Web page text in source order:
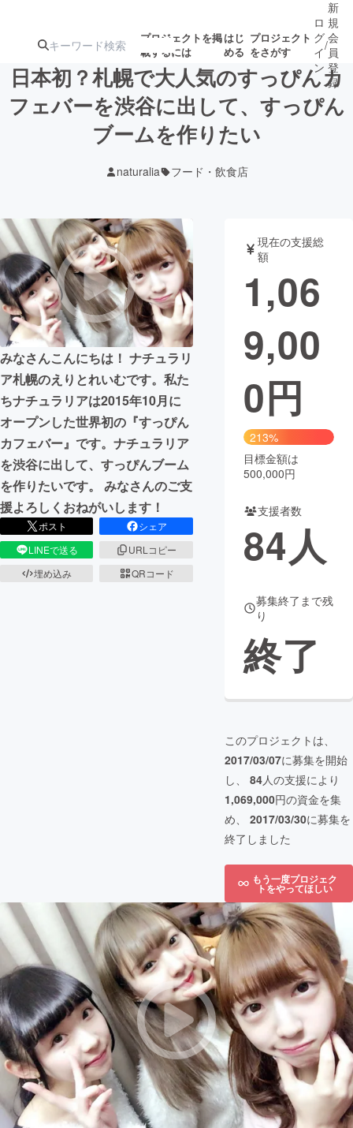
プロジェクトを掲
載するには
はじ
める
プロジェクト
をさがす
注目のリ 注目の新着プロ募集終了が近いプ
テクノロジー・ガジェット
映像・映画 書籍・雑誌
ビジネス・起業 チャレンジ
まちづくり・地域活性化
CAMPFIRE for Social Good
CAMPFIRE Creation
CAMPFIREふるさと納税
コミュニティ
ロ
グ
イ
ン
/
新
規
会
員
登
録
日本初？札幌で大人気のすっぴんカ
フェバーを渋谷に出して、すっぴん
ブームを作りたい
naturalia フード・飲食店
みなさんこんにちは！ ナチュラリ
ア札幌のえりとれいむです。私た
ちナチュラリアは2015年10月に
オープンした世界初の『すっぴん
カフェバー』です。ナチュラリア
を渋谷に出して、すっぴんブーム
を作りたいです。 みなさんのご支
援よろしくおねがいします！
ポスト
シェア
LINEで送る
URLコピー
埋め込み
QRコード
現在の支援総
額
1,06
9,00
0円
213%
目標金額は
500,000円
支援者数
84人
募集終了まで残
り
終了
このプロジェクトは、
2017/03/07に募集を開始
し、 84人の支援により
1,069,000円の資金を集
め、 2017/03/30に募集を
終了しました
もう一度プロジェク
トをやってほしい